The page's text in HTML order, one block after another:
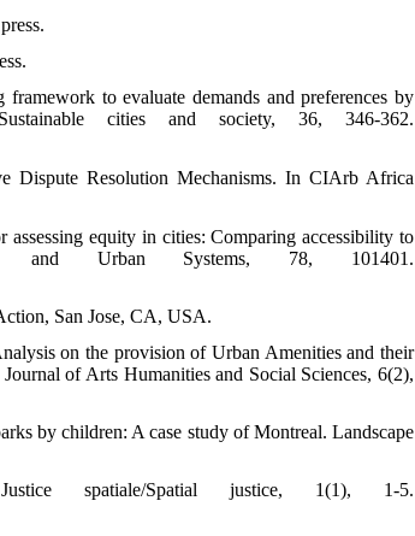
to evaluate demands and preferences by
cities and society, 36, 346-362.
equity in cities: Comparing accessibility to
and Urban Systems, 78, 101401.
San Jose, CA, USA.
on the provision of Urban Amenities and their
of Arts Humanities and Social Sciences, 6(2),
by children: A case study of Montreal. Landscape
spatiale/Spatial justice, 1(1), 1-5.